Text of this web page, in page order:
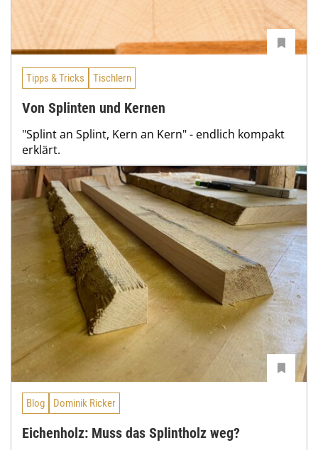
Tipps & Tricks Tischlern
Von Splinten und Kernen
"Splint an Splint, Kern an Kern" - endlich kompakt
erklärt.
Blog Dominik Ricker
Eichenholz: Muss das Splintholz weg?